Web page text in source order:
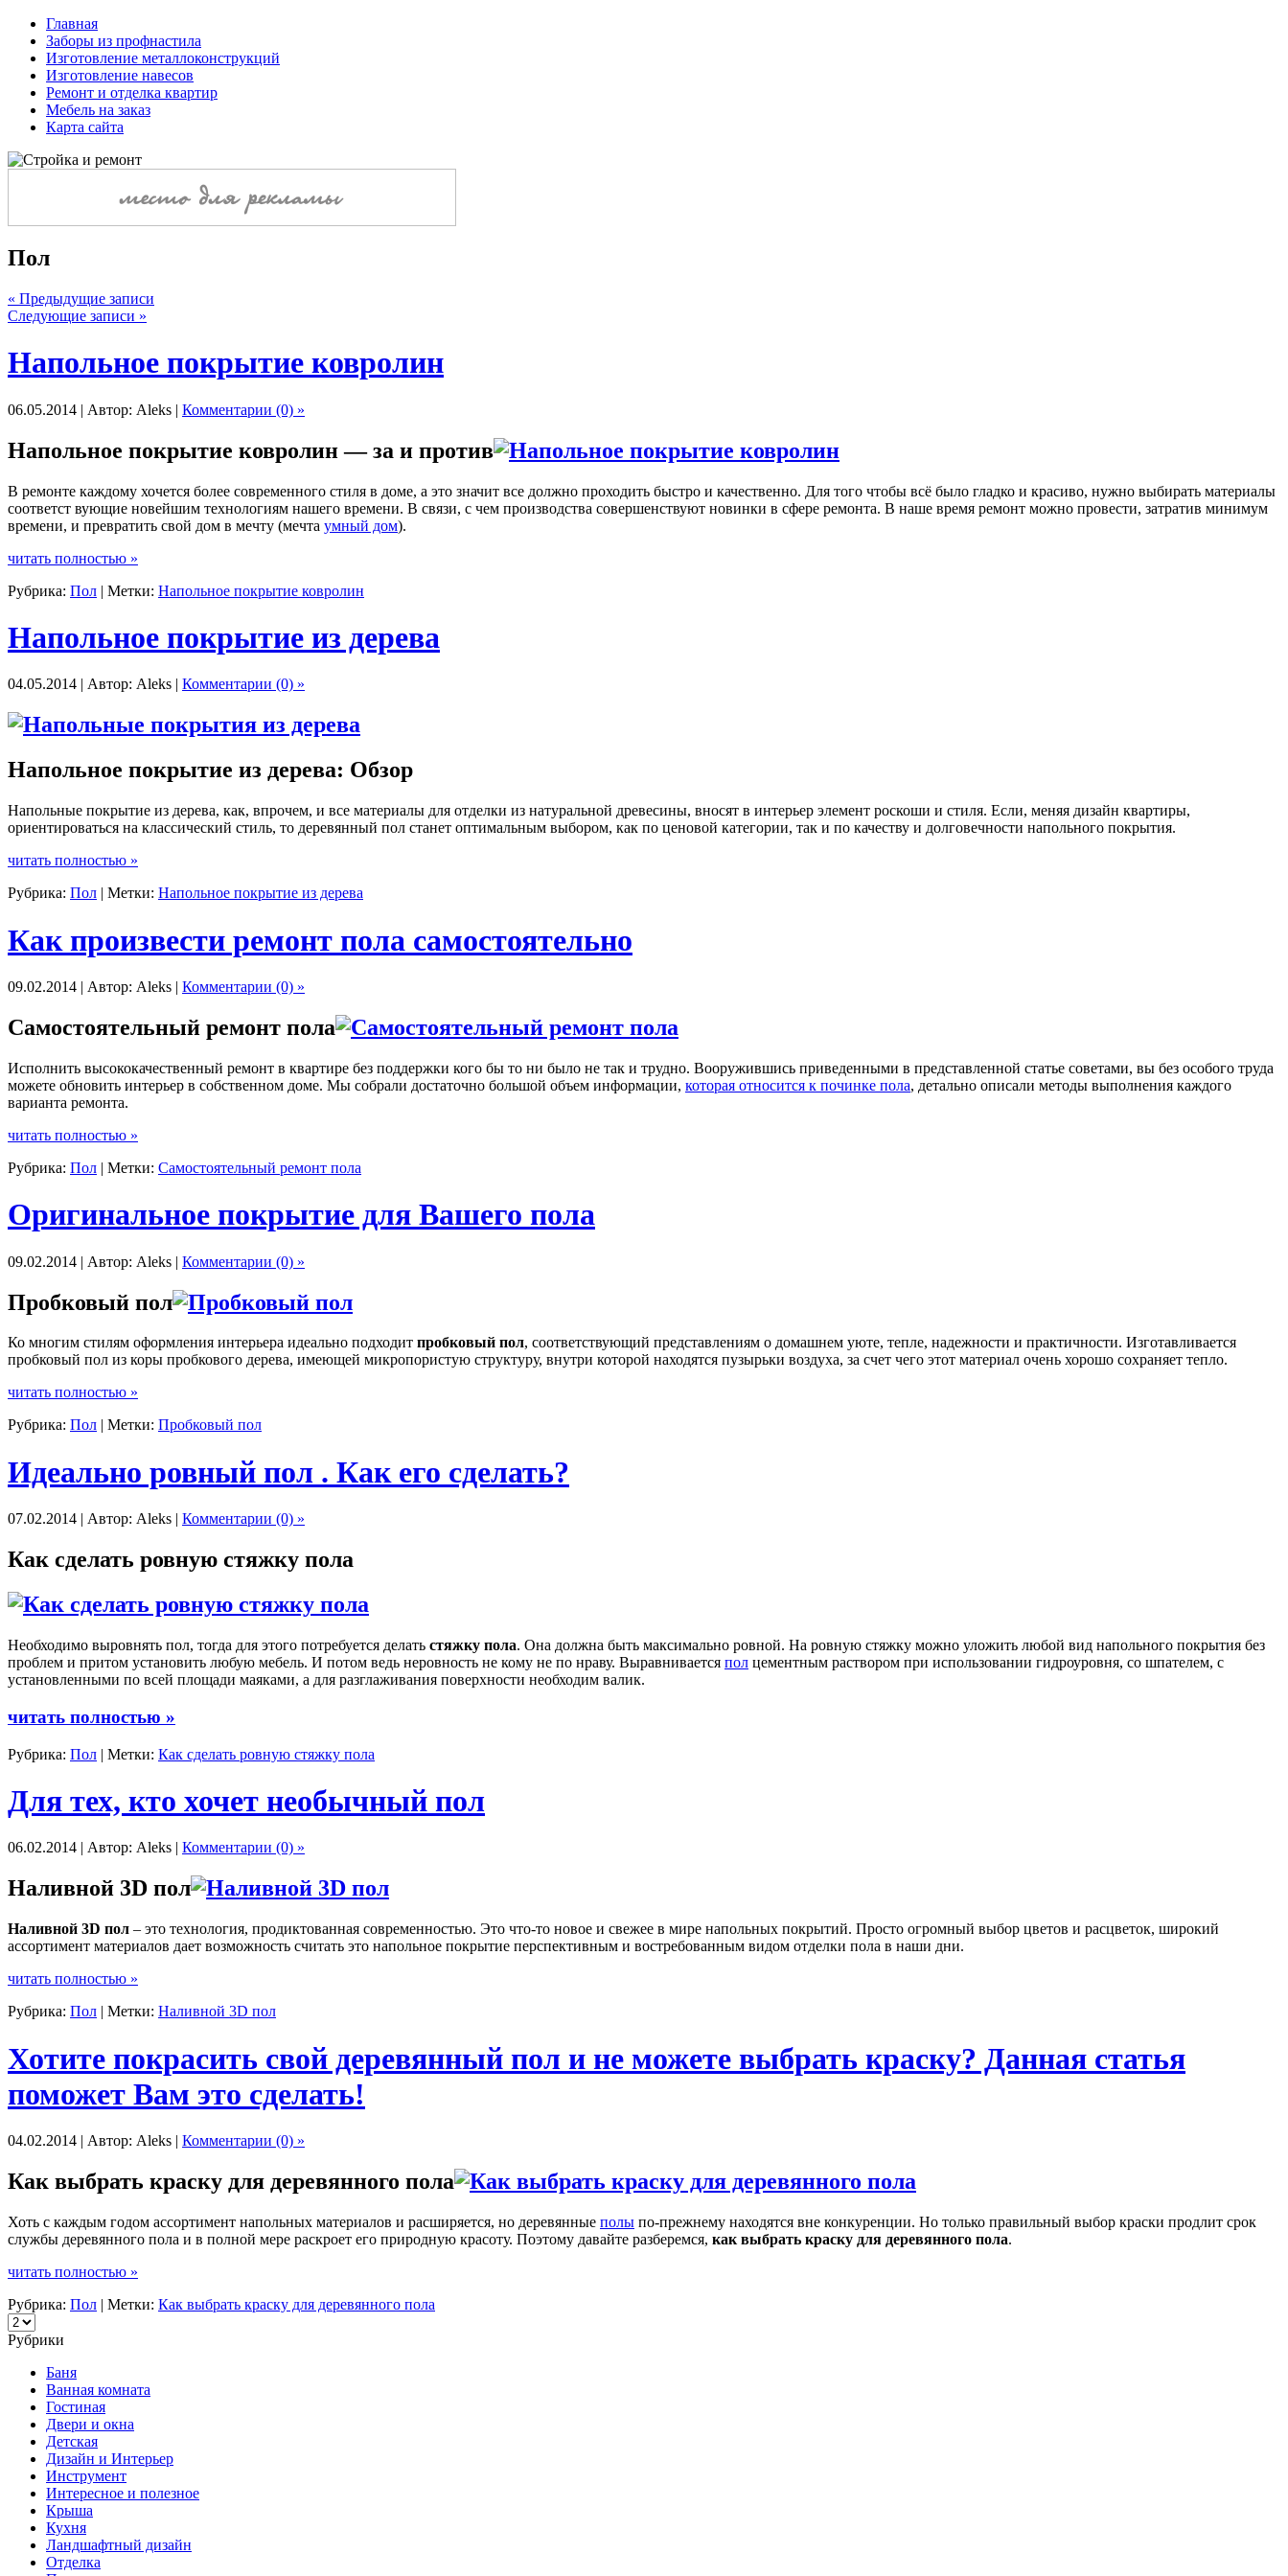
Главная
Заборы из профнастила
Изготовление металлоконструкций
Изготовление навесов
Ремонт и отделка квартир
Мебель на заказ
Карта сайта
Пол
« Предыдущие записи
Следующие записи »
Напольное покрытие ковролин
06.05.2014 | Автор: Aleks | Комментарии (0) »
Напольное покрытие ковролин — за и против
В ремонте каждому хочется более современного стиля в доме, а это значит все должно проходить быстро и качественно. Для того чтобы всё было гладко и красиво, нужно выбирать материалы
соответст вующие новейшим технологиям нашего времени. В связи, с чем производства совершенствуют новинки в сфере ремонта. В наше время ремонт можно провести, затратив минимум
времени, и превратить свой дом в мечту (мечта умный дом).
читать полностью »
Рубрика: Пол | Метки: Напольное покрытие ковролин
Напольное покрытие из дерева
04.05.2014 | Автор: Aleks | Комментарии (0) »
Напольное покрытие из дерева: Обзор
Напольные покрытие из дерева, как, впрочем, и все материалы для отделки из натуральной древесины, вносят в интерьер элемент роскоши и стиля. Если, меняя дизайн квартиры,
ориентироваться на классический стиль, то деревянный пол станет оптимальным выбором, как по ценовой категории, так и по качеству и долговечности напольного покрытия.
читать полностью »
Рубрика: Пол | Метки: Напольное покрытие из дерева
Как произвести ремонт пола самостоятельно
09.02.2014 | Автор: Aleks | Комментарии (0) »
Самостоятельный ремонт пола
Исполнить высококачественный ремонт в квартире без поддержки кого бы то ни было не так и трудно. Вооружившись приведенными в представленной статье советами, вы без особого труда
можете обновить интерьер в собственном доме. Мы собрали достаточно большой объем информации, которая относится к починке пола, детально описали методы выполнения каждого
варианта ремонта.
читать полностью »
Рубрика: Пол | Метки: Самостоятельный ремонт пола
Оригинальное покрытие для Вашего пола
09.02.2014 | Автор: Aleks | Комментарии (0) »
Пробковый пол
Ко многим стилям оформления интерьера идеально подходит пробковый пол, соответствующий представлениям о домашнем уюте, тепле, надежности и практичности. Изготавливается
пробковый пол из коры пробкового дерева, имеющей микропористую структуру, внутри которой находятся пузырьки воздуха, за счет чего этот материал очень хорошо сохраняет тепло.
читать полностью »
Рубрика: Пол | Метки: Пробковый пол
Идеально ровный пол . Как его сделать?
07.02.2014 | Автор: Aleks | Комментарии (0) »
Как сделать ровную стяжку пола
Необходимо выровнять пол, тогда для этого потребуется делать стяжку пола. Она должна быть максимально ровной. На ровную стяжку можно уложить любой вид напольного покрытия без
проблем и притом установить любую мебель. И потом ведь неровность не кому не по нраву. Выравнивается пол цементным раствором при использовании гидроуровня, со шпателем, с
установленными по всей площади маяками, а для разглаживания поверхности необходим валик.
читать полностью »
Рубрика: Пол | Метки: Как сделать ровную стяжку пола
Для тех, кто хочет необычный пол
06.02.2014 | Автор: Aleks | Комментарии (0) »
Наливной 3D пол
Наливной 3D пол – это технология, продиктованная современностью. Это что-то новое и свежее в мире напольных покрытий. Просто огромный выбор цветов и расцветок, широкий
ассортимент материалов дает возможность считать это напольное покрытие перспективным и востребованным видом отделки пола в наши дни.
читать полностью »
Рубрика: Пол | Метки: Наливной 3D пол
Хотите покрасить свой деревянный пол и не можете выбрать краску? Данная статья
поможет Вам это сделать!
04.02.2014 | Автор: Aleks | Комментарии (0) »
Как выбрать краску для деревянного пола
Хоть с каждым годом ассортимент напольных материалов и расширяется, но деревянные полы по-прежнему находятся вне конкуренции. Но только правильный выбор краски продлит срок
службы деревянного пола и в полной мере раскроет его природную красоту. Поэтому давайте разберемся, как выбрать краску для деревянного пола.
читать полностью »
Рубрика: Пол | Метки: Как выбрать краску для деревянного пола
Рубрики
Баня
Ванная комната
Гостиная
Двери и окна
Детская
Дизайн и Интерьер
Инструмент
Интересное и полезное
Крыша
Кухня
Ландшафтный дизайн
Отделка